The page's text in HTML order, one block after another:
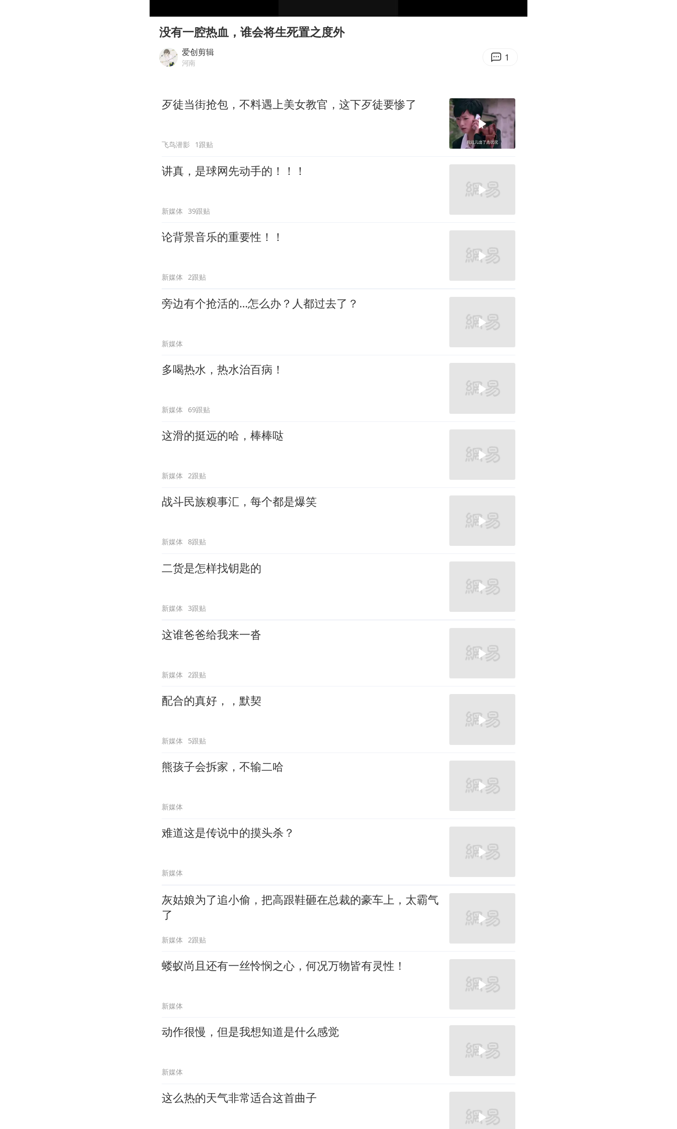
周杰伦晒打网球图 配文：照打
“中国游”持续带火“中国购”
“老登”这个词错在哪里
没有一腔热血，谁会将生死置之度外
爱创剪辑
河南 1
歹徒当街抢包，不料遇上美女教官，这下歹徒要惨了
飞鸟潜影 1跟贴
讲真，是球网先动手的！！！
新媒体 39跟贴
论背景音乐的重要性！！
新媒体 2跟贴
旁边有个抢活的…怎么办？人都过去了？
新媒体
多喝热水，热水治百病！
新媒体 69跟贴
这滑的挺远的哈，棒棒哒
新媒体 2跟贴
战斗民族糗事汇，每个都是爆笑
新媒体 8跟贴
二货是怎样找钥匙的
新媒体 3跟贴
这谁爸爸给我来一沓
新媒体 2跟贴
配合的真好，，默契
新媒体 5跟贴
熊孩子会拆家，不输二哈
新媒体
难道这是传说中的摸头杀？
新媒体
灰姑娘为了追小偷，把高跟鞋砸在总裁的豪车上，太霸气
了
新媒体 2跟贴
蝼蚁尚且还有一丝怜悯之心，何况万物皆有灵性！
新媒体
动作很慢，但是我想知道是什么感觉
新媒体
这么热的天气非常适合这首曲子